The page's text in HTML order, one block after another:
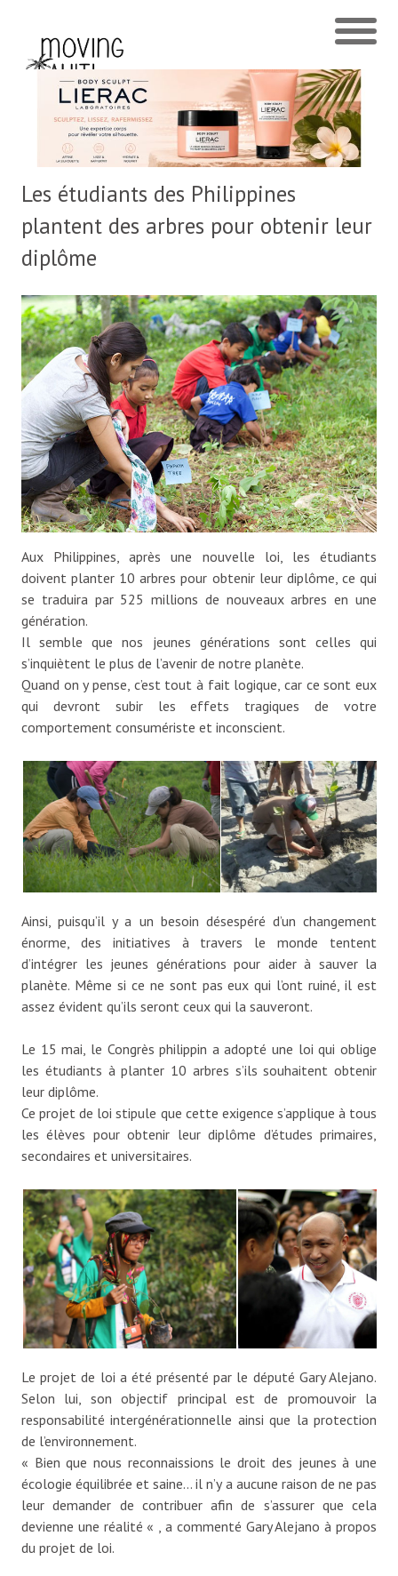
Les étudiants des Philippines
plantent des arbres pour obtenir leur
diplôme
Aux Philippines, après une nouvelle loi, les étudiants
doivent planter 10 arbres pour obtenir leur diplôme, ce qui
se traduira par 525 millions de nouveaux arbres en une
génération.
Il semble que nos jeunes générations sont celles qui
s’inquiètent le plus de l’avenir de notre planète.
Quand on y pense, c’est tout à fait logique, car ce sont eux
qui devront subir les effets tragiques de votre
comportement consumériste et inconscient.
Ainsi, puisqu’il y a un besoin désespéré d’un changement
énorme, des initiatives à travers le monde tentent
d’intégrer les jeunes générations pour aider à sauver la
planète. Même si ce ne sont pas eux qui l’ont ruiné, il est
assez évident qu’ils seront ceux qui la sauveront.
Le 15 mai, le Congrès philippin a adopté une loi qui oblige
les étudiants à planter 10 arbres s’ils souhaitent obtenir
leur diplôme.
Ce projet de loi stipule que cette exigence s’applique à tous
les élèves pour obtenir leur diplôme d’études primaires,
secondaires et universitaires.
Le projet de loi a été présenté par le député Gary Alejano.
Selon lui, son objectif principal est de promouvoir la
responsabilité intergénérationnelle ainsi que la protection
de l’environnement.
« Bien que nous reconnaissions le droit des jeunes à une
écologie équilibrée et saine… il n’y a aucune raison de ne pas
leur demander de contribuer afin de s’assurer que cela
devienne une réalité « , a commenté Gary Alejano à propos
du projet de loi.